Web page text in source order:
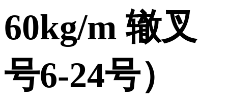
60kg/m 辙叉
号6-24号）